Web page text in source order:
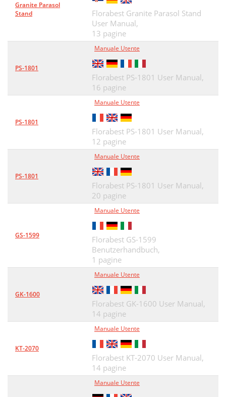
Granite Parasol
Stand
Florabest Granite Parasol Stand
User Manual,
13 pagine
PS-1801
Manuale Utente
Florabest PS-1801 User Manual,
16 pagine
PS-1801
Manuale Utente
Florabest PS-1801 User Manual,
12 pagine
PS-1801
Manuale Utente
Florabest PS-1801 User Manual,
20 pagine
GS-1599
Manuale Utente
Florabest GS-1599
Benutzerhandbuch,
1 pagine
GK-1600
Manuale Utente
Florabest GK-1600 User Manual,
14 pagine
KT-2070
Manuale Utente
Florabest KT-2070 User Manual,
14 pagine
Manuale Utente